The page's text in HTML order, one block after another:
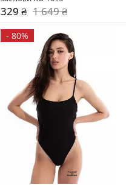
329 ₴ 1 649 ₴
- 80%